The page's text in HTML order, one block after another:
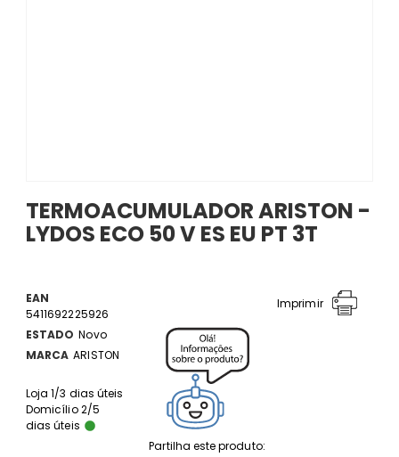
TERMOACUMULADOR ARISTON -
LYDOS ECO 50 V ES EU PT 3T
EAN
5411692225926
ESTADO Novo
MARCA ARISTON
Loja 1/3 dias úteis
Domicílio 2/5
dias úteis
Imprimir
Partilha este produto: